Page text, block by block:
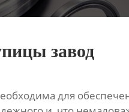
завод
для